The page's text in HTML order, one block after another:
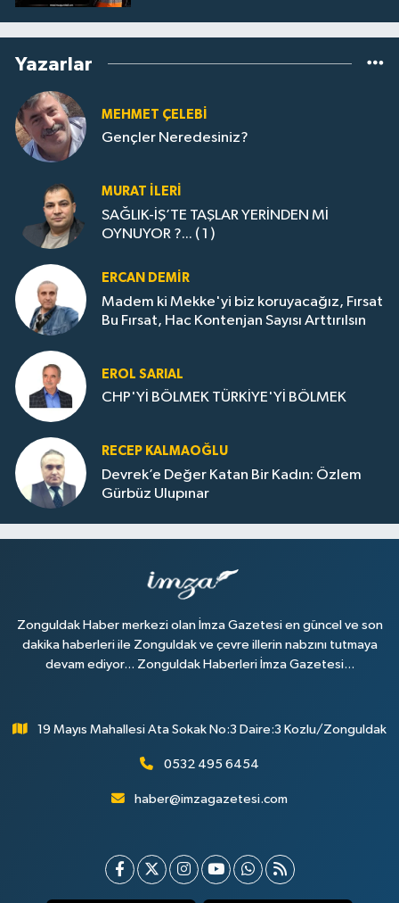
Yazarlar
MEHMET ÇELEBI
Gençler Neredesiniz?
MURAT İLERI
SAĞLIK-İŞ’TE TAŞLAR YERİNDEN Mİ
OYNUYOR ?... ( 1 )
ERCAN DEMIR
Madem ki Mekke'yi biz koruyacağız, Fırsat
Bu Fırsat, Hac Kontenjan Sayısı Arttırılsın
EROL SARIAL
CHP'Yİ BÖLMEK TÜRKİYE'Yİ BÖLMEK
RECEP KALMAOĞLU
Devrek’e Değer Katan Bir Kadın: Özlem
Gürbüz Ulupınar
Zonguldak Haber merkezi olan İmza Gazetesi en güncel ve son
dakika haberleri ile Zonguldak ve çevre illerin nabzını tutmaya
devam ediyor... Zonguldak Haberleri İmza Gazetesi...
19 Mayıs Mahallesi Ata Sokak No:3 Daire:3 Kozlu/Zonguldak
0532 495 6454
haber@imzagazetesi.com